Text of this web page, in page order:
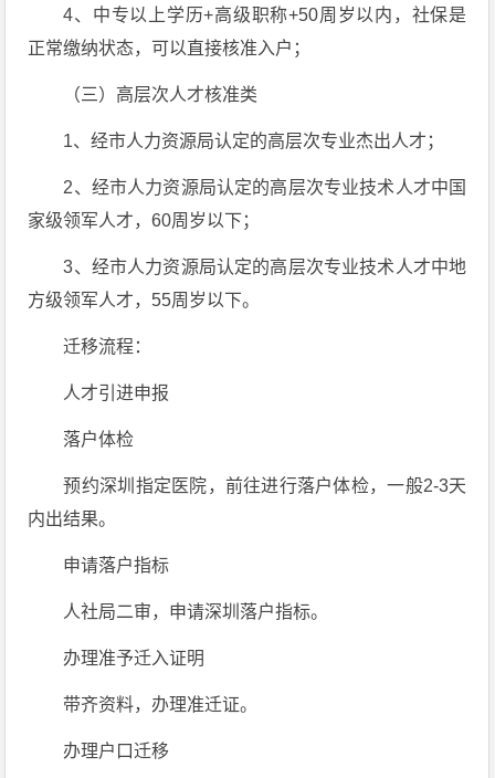
4、中专以上学历+高级职称+50周岁以内，社保是
正常缴纳状态，可以直接核准入户；
（三）高层次人才核准类
1、经市人力资源局认定的高层次专业杰出人才；
2、经市人力资源局认定的高层次专业技术人才中国
家级领军人才，60周岁以下；
3、经市人力资源局认定的高层次专业技术人才中地
方级领军人才，55周岁以下。
迁移流程：
人才引进申报
落户体检
预约深圳指定医院，前往进行落户体检，一般2-3天
内出结果。
申请落户指标
人社局二审，申请深圳落户指标。
办理准予迁入证明
带齐资料，办理准迁证。
办理户口迁移